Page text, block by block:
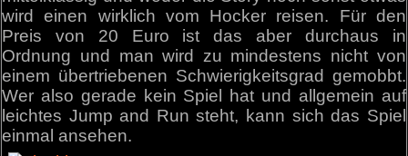
wird einen wirklich vom Hocker reisen. Für den
Preis von 20 Euro ist das aber durchaus in
Ordnung und man wird zu mindestens nicht von
einem übertriebenen Schwierigkeitsgrad gemobbt.
Wer also gerade kein Spiel hat und allgemein auf
leichtes Jump and Run steht, kann sich das Spiel
einmal ansehen.